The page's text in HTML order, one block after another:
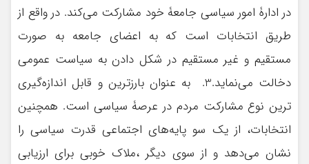
در ادارۀ امور سياسی جامعۀ خود مشاركت مي‌كند. در واقع از
طريق انتخابات است كه به اعضای جامعه به صورت
مستقيم و غير مستقيم در شكل دادن به سياست عمومی
دخالت مي‌نمايد.3. به عنوان بارزترين و قابل اندازه‌گيری
ترين نوع مشاركت مردم در عرصۀ سياسی است. همچنين
انتخابات، از يك سو پايه‌های اجتماعی قدرت سياسی را
نشان می‌دهد و از سوی ديگر ،ملاك خوبی برای ارزيابی